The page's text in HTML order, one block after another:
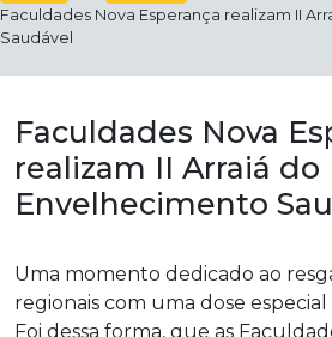
Faculdades Nova Esperança realizam II
Saudável
Faculdades Nova
realizam II Arraiá do
Envelhecimento
Uma momento dedicado ao
regionais com uma dose
Foi dessa forma, que as